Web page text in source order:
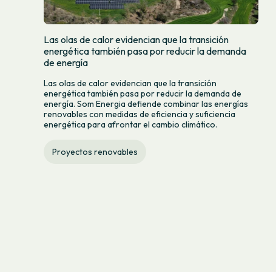
Las olas de calor evidencian que la transición
energética también pasa por reducir la demanda
de energía
Las olas de calor evidencian que la transición
energética también pasa por reducir la demanda de
energía. Som Energia defiende combinar las energías
renovables con medidas de eficiencia y suficiencia
energética para afrontar el cambio climático.
Proyectos renovables